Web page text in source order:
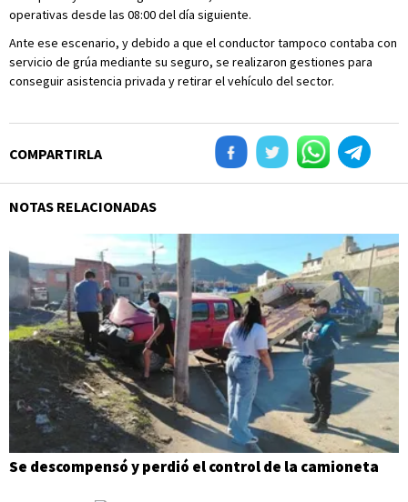
operativas desde las 08:00 del día siguiente.
Ante ese escenario, y debido a que el conductor tampoco contaba con
servicio de grúa mediante su seguro, se realizaron gestiones para
conseguir asistencia privada y retirar el vehículo del sector.
COMPARTIRLA
NOTAS RELACIONADAS
Se descompensó y perdió el control de la camioneta